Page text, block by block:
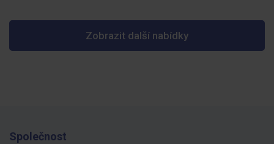
Zobrazit další nabídky
Společnost